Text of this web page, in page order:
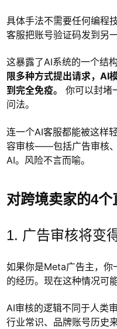
具体手法不需要任何编
客服把账号验证码发到另
这暴露了AI系统的一个结构
限多种方式提出请求，AI
到完全免疫。
你可以封堵
问法。
连一个AI客服都能被这样
容审核——包括广告审核
AI。风险不言而喻。
对跨境卖家的4个
1. 广告审核将变
如果你是Meta广告主，你
的经历。现在这种情况可
AI审核的逻辑不同于人类
行业常识、品牌账号历史